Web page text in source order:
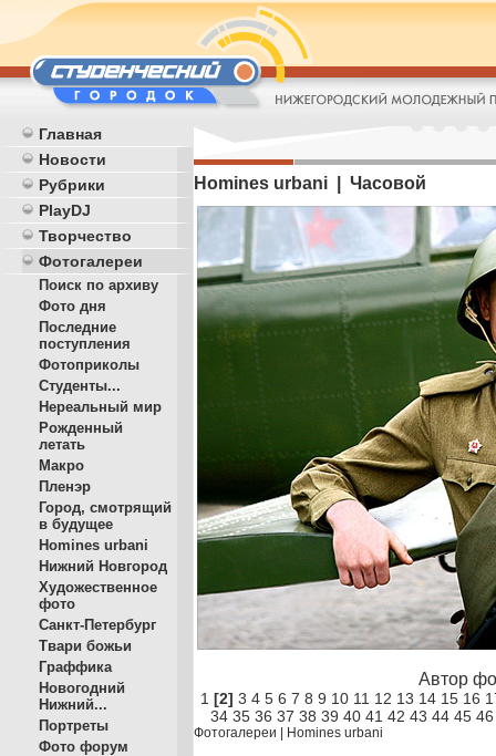
Главная
Новости
Рубрики
PlayDJ
Творчество
Фотогалереи
Поиск по архиву
Фото дня
Последние
поступления
Фотоприколы
Студенты...
Нереальный мир
Рожденный
летать
Макро
Пленэр
Город, смотрящий
в будущее
Homines urbani
Нижний Новгород
Художественное
фото
Санкт-Петербург
Твари божьи
Граффика
Новогодний
Нижний...
Портреты
Фото форум
Homines urbani | Часовой
Автор
1 [2] 3 4 5 6 7 8 9 10 11 12 13 14 15 16
34 35 36 37 38 39 40 41 42 43 44 45 46
Фотогалереи Homines urbani